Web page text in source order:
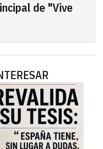
de "Vive